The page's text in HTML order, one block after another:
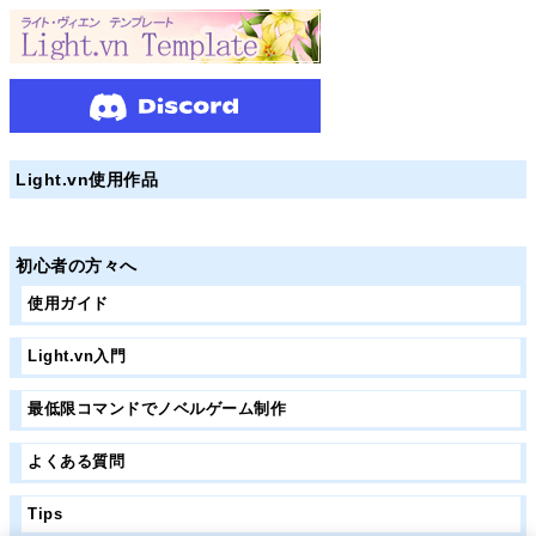
Light.vn使用作品
初心者の方々へ
使用ガイド
Light.vn入門
最低限コマンドでノベルゲーム制作
よくある質問
Tips